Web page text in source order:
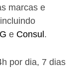
marcas e
e Consul .
por dia, 7 dias